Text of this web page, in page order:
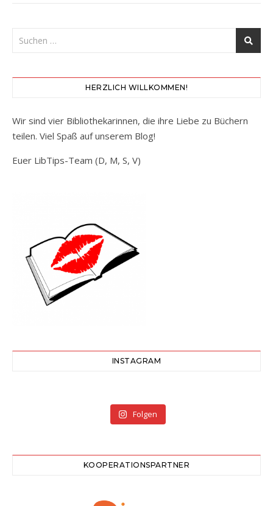
HERZLICH WILLKOMMEN!
Wir sind vier Bibliothekarinnen, die ihre Liebe zu Büchern
teilen. Viel Spaß auf unserem Blog!
Euer LibTips-Team (D, M, S, V)
INSTAGRAM
Folgen
KOOPERATIONSPARTNER